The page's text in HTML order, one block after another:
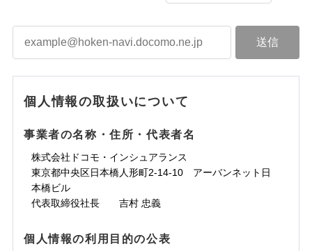
個人情報の取扱いについて
事業者の名称・住所・代表者名
株式会社ドコモ・インシュアランス
東京都中央区日本橋人形町2-14-10 アーバンネット日
本橋ビル
代表取締役社長 吉村 忠義
個人情報の利用目的の公表